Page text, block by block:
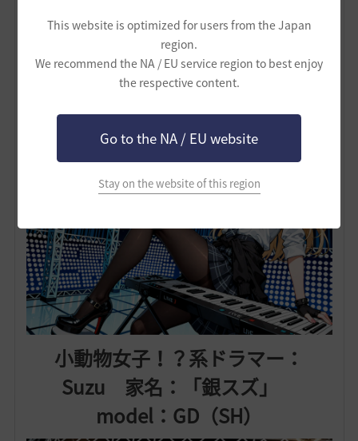
This website is optimized for users from the Japan
region.
We recommend the NA / EU service region to best enjoy
the respective content.
Go to the NA / EU website
Stay on the website of this region
騒音ギャル系シンセリスト兼書記
官：Hanpen 家名：「おでん一
家」 model：MT
小動物女子！？系ドラマー：
Suzu 家名：「銀スズ」
model：GD（SH）